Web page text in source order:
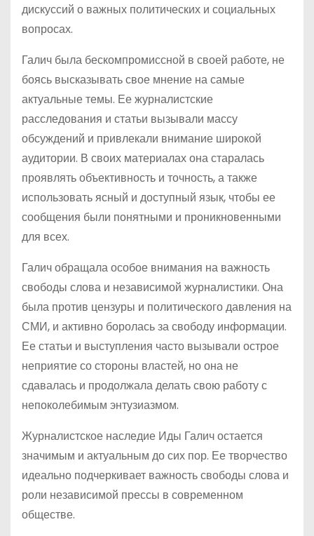
дискуссий о важных политических и социальных
вопросах.
Галич была бескомпромиссной в своей работе, не
боясь высказывать свое мнение на самые
актуальные темы. Ее журналистские
расследования и статьи вызывали массу
обсуждений и привлекали внимание широкой
аудитории. В своих материалах она старалась
проявлять объективность и точность, а также
использовать ясный и доступный язык, чтобы ее
сообщения были понятными и проникновенными
для всех.
Галич обращала особое внимания на важность
свободы слова и независимой журналистики. Она
была против цензуры и политического давления на
СМИ, и активно боролась за свободу информации.
Ее статьи и выступления часто вызывали острое
неприятие со стороны властей, но она не
сдавалась и продолжала делать свою работу с
непоколебимым энтузиазмом.
Журналистское наследие Иды Галич остается
значимым и актуальным до сих пор. Ее творчество
идеально подчеркивает важность свободы слова и
роли независимой прессы в современном
обществе.